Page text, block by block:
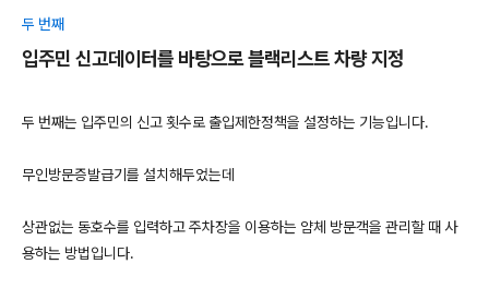
두 번째
입주민 신고데이터를 바탕으로 블랙리스트 차량 지정
두 번째는 입주민의 신고 횟수로 출입제한정책을 설정하는 기능입니다.
무인방문증발급기를 설치해두었는데
​상관없는 동호수를 입력하고 주차장을 이용하는 얌체 방문객을 관리할 때 사
용하는 방법입니다.